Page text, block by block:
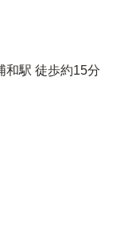
和駅 徒歩約15分